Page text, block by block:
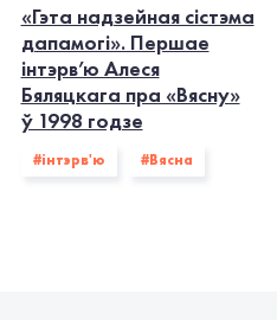
«Гэта надзейная сістэма
дапамогі». Першае
інтэрв’ю Алеся
Бяляцкага пра «Вясну»
ў 1998 годзе
#інтэрв'ю #Вясна